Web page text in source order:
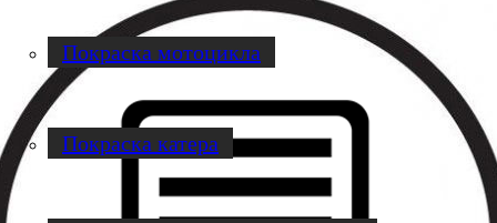
Покраска мотоцикла
Покраска катера